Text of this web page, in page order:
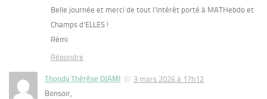
Belle journée et merci de tout l’intérêt porté à MATHebdo et
Champs d’ELLES !
Rémi
Répondre
Thondy Thérèse DJAMI
3 mars 2026 à 17h12
Bonsoir,